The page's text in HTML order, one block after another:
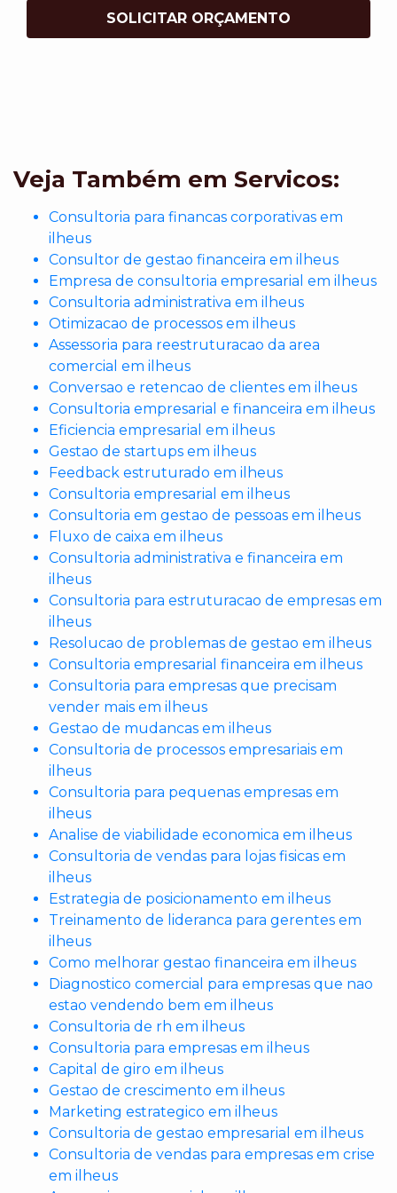
SOLICITAR ORÇAMENTO
Veja Também em Servicos:
Consultoria para financas corporativas em
ilheus
Consultor de gestao financeira em ilheus
Empresa de consultoria empresarial em ilheus
Consultoria administrativa em ilheus
Otimizacao de processos em ilheus
Assessoria para reestruturacao da area
comercial em ilheus
Conversao e retencao de clientes em ilheus
Consultoria empresarial e financeira em ilheus
Eficiencia empresarial em ilheus
Gestao de startups em ilheus
Feedback estruturado em ilheus
Consultoria empresarial em ilheus
Consultoria em gestao de pessoas em ilheus
Fluxo de caixa em ilheus
Consultoria administrativa e financeira em
ilheus
Consultoria para estruturacao de empresas em
ilheus
Resolucao de problemas de gestao em ilheus
Consultoria empresarial financeira em ilheus
Consultoria para empresas que precisam
vender mais em ilheus
Gestao de mudancas em ilheus
Consultoria de processos empresariais em
ilheus
Consultoria para pequenas empresas em
ilheus
Analise de viabilidade economica em ilheus
Consultoria de vendas para lojas fisicas em
ilheus
Estrategia de posicionamento em ilheus
Treinamento de lideranca para gerentes em
ilheus
Como melhorar gestao financeira em ilheus
Diagnostico comercial para empresas que nao
estao vendendo bem em ilheus
Consultoria de rh em ilheus
Consultoria para empresas em ilheus
Capital de giro em ilheus
Gestao de crescimento em ilheus
Marketing estrategico em ilheus
Consultoria de gestao empresarial em ilheus
Consultoria de vendas para empresas em crise
em ilheus